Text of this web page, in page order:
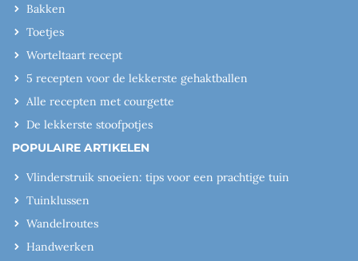
Bakken
Toetjes
Worteltaart recept
5 recepten voor de lekkerste gehaktballen
Alle recepten met courgette
De lekkerste stoofpotjes
POPULAIRE ARTIKELEN
Vlinderstruik snoeien: tips voor een prachtige tuin
Tuinklussen
Wandelroutes
Handwerken